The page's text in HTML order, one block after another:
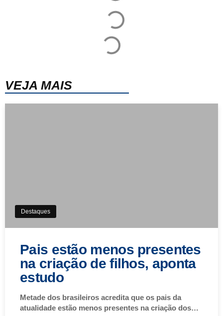
VEJA MAIS
Destaques
Pais estão menos presentes
na criação de filhos, aponta
estudo
Metade dos brasileiros acredita que os pais da
atualidade estão menos presentes na criação dos…